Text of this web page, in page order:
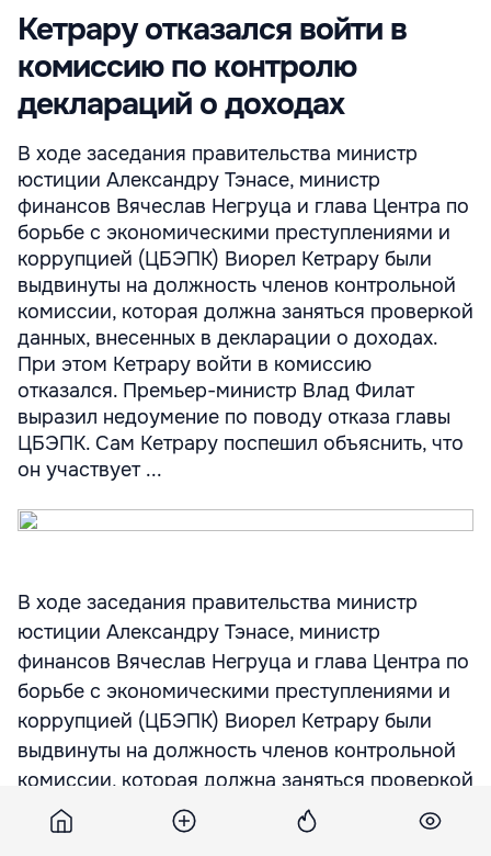
Кетрару отказался войти в
комиссию по контролю
деклараций о доходах
В ходе заседания правительства министр
юстиции Александру Тэнасе, министр
финансов Вячеслав Негруца и глава Центра по
борьбе с экономическими преступлениями и
коррупцией (ЦБЭПК) Виорел Кетрару были
выдвинуты на должность членов контрольной
комиссии, которая должна заняться проверкой
данных, внесенных в декларации о доходах.
При этом Кетрару войти в комиссию
отказался. Премьер-министр Влад Филат
выразил недоумение по поводу отказа главы
ЦБЭПК. Сам Кетрару поспешил объяснить, что
он участвует ...
В ходе заседания правительства министр
юстиции Александру Тэнасе, министр
финансов Вячеслав Негруца и глава Центра по
борьбе с экономическими преступлениями и
коррупцией (ЦБЭПК) Виорел Кетрару были
выдвинуты на должность членов контрольной
комиссии, которая должна заняться проверкой
данных, внесенных в декларации о доходах.
При этом Кетрару войти в комиссию